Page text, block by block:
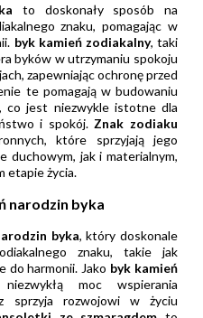
to doskonały sposób na
znaku, pomagając w
byk kamień zodiakalny, taki
byków w utrzymaniu spokoju
zapewniając ochronę przed
te pomagają w budowaniu
co jest niezwykle istotne dla
i spokój. Znak zodiaku
które sprzyjają jego
duchowym, jak i materialnym,
etapie życia.
narodzin byka
byka, który doskonale
znaku, takie jak
do harmonii. Jako byk kamień
moc wspierania
sprzyja rozwojowi w życiu